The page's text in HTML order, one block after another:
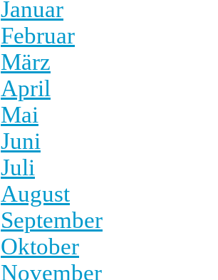
Januar
Februar
März
April
Mai
Juni
Juli
August
September
Oktober
November